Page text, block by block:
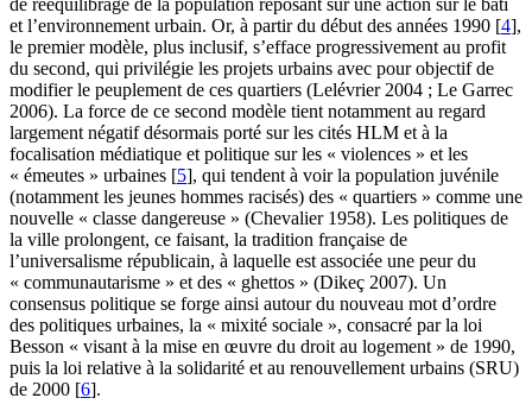
et l’environnement urbain. Or, à partir du début des années 1990 [4],
le premier modèle, plus inclusif, s’efface progressivement au profit
du second, qui privilégie les projets urbains avec pour objectif de
modifier le peuplement de ces quartiers (Lelévrier 2004 ; Le Garrec
2006). La force de ce second modèle tient notamment au regard
largement négatif désormais porté sur les cités HLM et à la
focalisation médiatique et politique sur les « violences » et les
« émeutes » urbaines [5], qui tendent à voir la population juvénile
(notamment les jeunes hommes racisés) des « quartiers » comme une
nouvelle « classe dangereuse » (Chevalier 1958). Les politiques de
la ville prolongent, ce faisant, la tradition française de
l’universalisme républicain, à laquelle est associée une peur du
« communautarisme » et des « ghettos » (Dikeç 2007). Un
consensus politique se forge ainsi autour du nouveau mot d’ordre
des politiques urbaines, la « mixité sociale », consacré par la loi
Besson « visant à la mise en œuvre du droit au logement » de 1990,
puis la loi relative à la solidarité et au renouvellement urbains (SRU)
de 2000 [6].